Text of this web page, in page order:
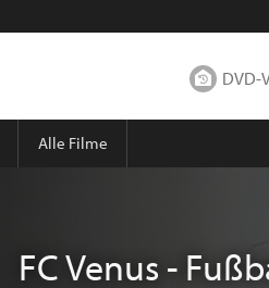
DVD-
Alle Filme
FC Venus -